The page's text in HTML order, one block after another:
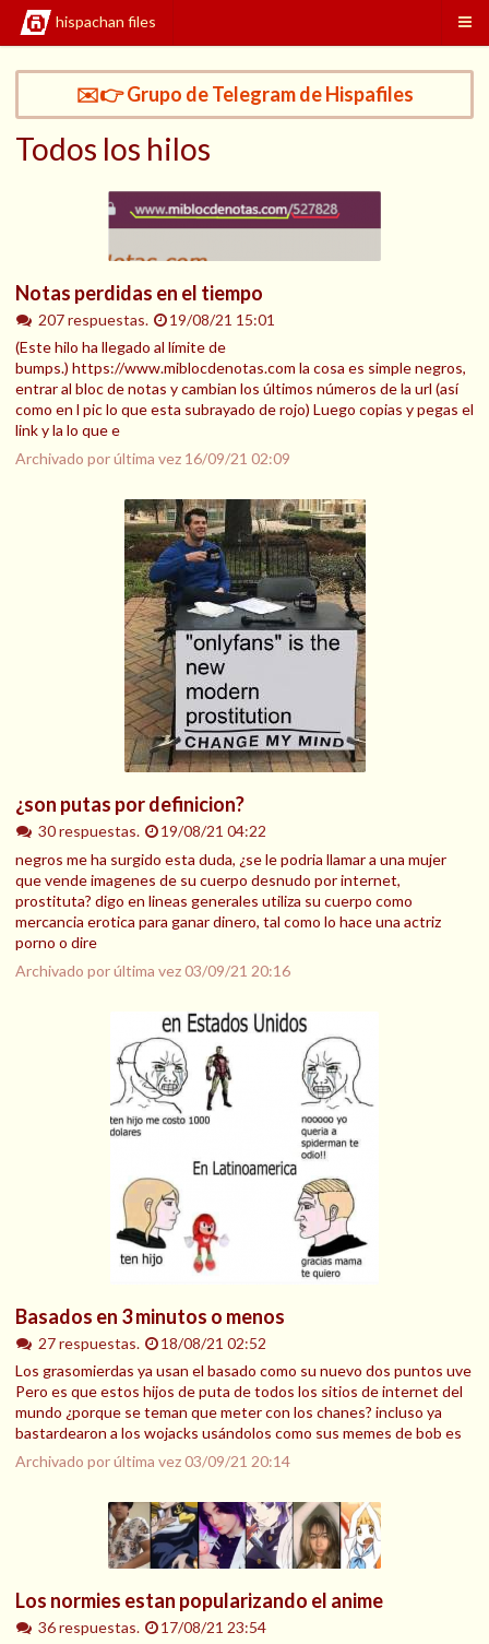
hispachan files
✉️👉 Grupo de Telegram de Hispafiles
Todos los hilos
Notas perdidas en el tiempo
207 respuestas.
19/08/21 15:01
(Este hilo ha llegado al límite de
bumps.) https://www.miblocdenotas.com la cosa es simple negros,
entrar al bloc de notas y cambian los últimos números de la url (así
como en l pic lo que esta subrayado de rojo) Luego copias y pegas el
link y la lo que e
Archivado por última vez 16/09/21 02:09
¿son putas por definicion?
30 respuestas.
19/08/21 04:22
negros me ha surgido esta duda, ¿se le podria llamar a una mujer
que vende imagenes de su cuerpo desnudo por internet,
prostituta? digo en lineas generales utiliza su cuerpo como
mercancia erotica para ganar dinero, tal como lo hace una actriz
porno o dire
Archivado por última vez03/09/21 20:16
Basados en 3 minutos o menos
27 respuestas.
18/08/21 02:52
Los grasomierdas ya usan el basado como su nuevo dos puntos uve
Pero es que estos hijos de puta de todos los sitios de internet del
mundo ¿porque se teman que meter con los chanes? incluso ya
bastardearon a los wojacks usándolos como sus memes de bob es
Archivado por última vez03/09/21 20:14
Los normies estan popularizando el anime
36 respuestas.
17/08/21 23:54